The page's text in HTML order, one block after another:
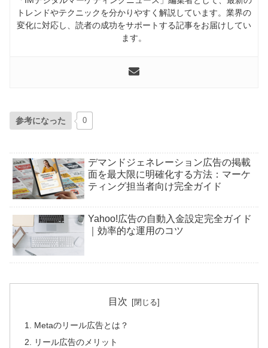
トレンドやテクニックを分かりやすく解説しています。業界の
変化に対応し、読者の成功をサポートする記事をお届けしてい
ます。
参考になった 0
デマンドジェネレーション広告の掲載
面を最大限に明確化する方法：マーケ
ティング担当者向け完全ガイド
Yahoo!広告の自動入金設定完全ガイド
｜効率的な運用のコツ
目次
Metaのリール広告とは？
リール広告のメリット